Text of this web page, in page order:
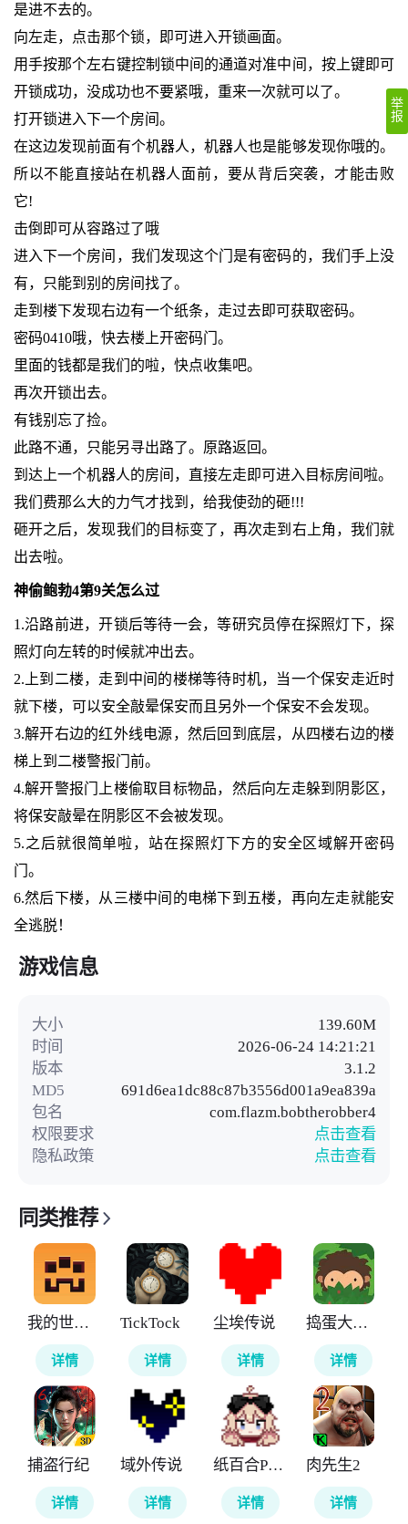
是进不去的。
向左走，点击那个锁，即可进入开锁画面。
用手按那个左右键控制锁中间的通道对准中间，按上键即可
开锁成功，没成功也不要紧哦，重来一次就可以了。
打开锁进入下一个房间。
在这边发现前面有个机器人，机器人也是能够发现你哦的。
所以不能直接站在机器人面前，要从背后突袭，才能击败
它!
击倒即可从容路过了哦
进入下一个房间，我们发现这个门是有密码的，我们手上没
有，只能到别的房间找了。
走到楼下发现右边有一个纸条，走过去即可获取密码。
密码0410哦，快去楼上开密码门。
里面的钱都是我们的啦，快点收集吧。
再次开锁出去。
有钱别忘了捡。
此路不通，只能另寻出路了。原路返回。
到达上一个机器人的房间，直接左走即可进入目标房间啦。
我们费那么大的力气才找到，给我使劲的砸!!!
砸开之后，发现我们的目标变了，再次走到右上角，我们就
出去啦。
神偷鲍勃4第9关怎么过
1.沿路前进，开锁后等待一会，等研究员停在探照灯下，探
照灯向左转的时候就冲出去。
2.上到二楼，走到中间的楼梯等待时机，当一个保安走近时
就下楼，可以安全敲晕保安而且另外一个保安不会发现。
3.解开右边的红外线电源，然后回到底层，从四楼右边的楼
梯上到二楼警报门前。
4.解开警报门上楼偷取目标物品，然后向左走躲到阴影区，
将保安敲晕在阴影区不会被发现。
5.之后就很简单啦，站在探照灯下方的安全区域解开密码
门。
6.然后下楼，从三楼中间的电梯下到五楼，再向左走就能安
全逃脱！
游戏信息
大小
139.60M
时间
2026-06-24 14:21:21
版本
3.1.2
MD5
691d6ea1dc88c87b3556d001a9ea839a
包名
com.flazm.bobtherobber4
权限要求
点击查看
隐私政策
点击查看
同类推荐
我的世界地下城
详情
TickTock
详情
尘埃传说
详情
捣蛋大脚怪
详情
捕盗行纪
详情
域外传说
详情
纸百合PaperLily
详情
肉先生2
详情
举
报